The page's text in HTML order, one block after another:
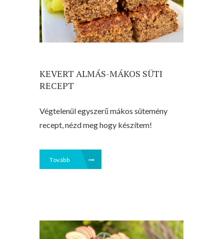
KEVERT ALMÁS-MÁKOS SÜTI
RECEPT
Végtelenül egyszerű mákos sütemény
recept, nézd meg hogy készítem!
Tovább